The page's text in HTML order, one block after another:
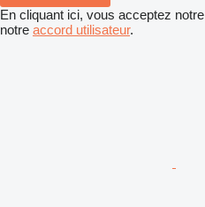
En cliquant ici, vous acceptez notre
notre accord utilisateur.